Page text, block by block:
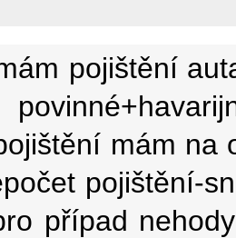
pojištění
mám na
pojištění-
případ